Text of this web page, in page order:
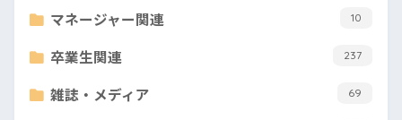
マネージャー関連 10
卒業生関連 237
雑誌・メディア 69